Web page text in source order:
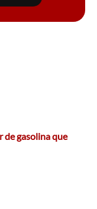
de gasolina que